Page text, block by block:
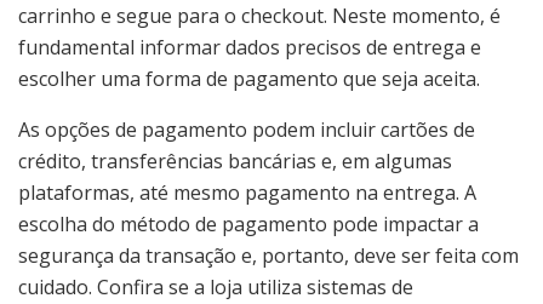
carrinho e segue para o checkout. Neste momento, é
fundamental informar dados precisos de entrega e
escolher uma forma de pagamento que seja aceita.
As opções de pagamento podem incluir cartões de
crédito, transferências bancárias e, em algumas
plataformas, até mesmo pagamento na entrega. A
escolha do método de pagamento pode impactar a
segurança da transação e, portanto, deve ser feita com
cuidado. Confira se a loja utiliza sistemas de